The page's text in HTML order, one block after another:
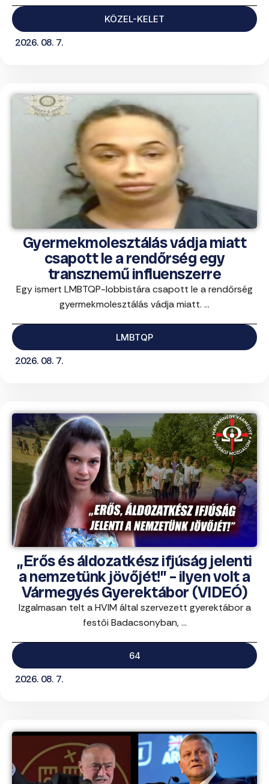
KÖZEL-KELET
2026. 08. 7.
Gyermekmolesztálás vádja miatt
csapott le a rendőrség egy
transznemű influenszerre
Egy ismert LMBTQP-lobbistára csapott le a rendőrség
gyermekmolesztálás vádja miatt. ...
LMBTQP
2026. 08. 7.
„Erős és áldozatkész ifjúság jelenti
a nemzetünk jövőjét!” – ilyen volt a
Vármegyés Gyerektábor (VIDEÓ)
Izgalmasan telt a HVIM által szervezett gyerektábor a
festői Badacsonyban, ...
64
2026. 08. 7.